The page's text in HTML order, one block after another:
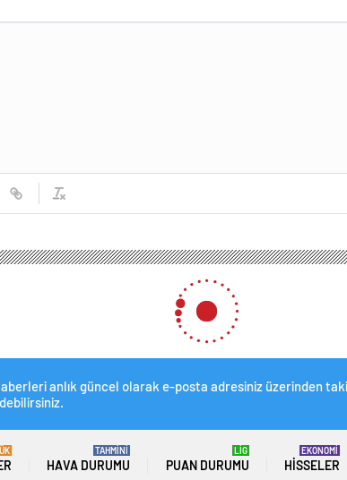
anlık güncel olarak e-posta adresiniz üzerinden
HAVA DURUMU
TAHMİNİ
PUAN DURUMU
LİG
HISSELER
EKONOMİ